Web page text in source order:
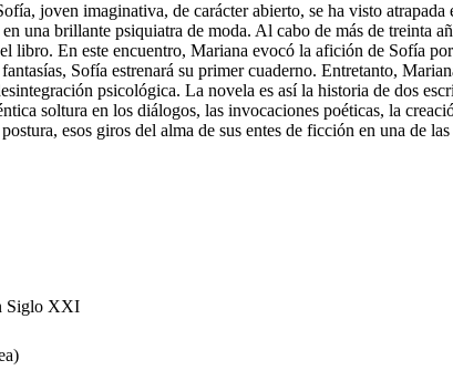
joven imaginativa, de carácter abierto, se ha visto
una brillante psiquiatra de moda. Al cabo de más de treinta
En este encuentro, Mariana evocó la afición de Sofía
Sofía estrenará su primer cuaderno. Entretanto,
psicológica. La novela es así la historia de dos
soltura en los diálogos, las invocaciones poéticas, la
esos giros del alma de sus entes de ficción en una de
Siglo XXI